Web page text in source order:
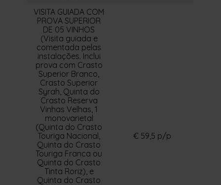
VISITA GUIADA COM
PROVA SUPERIOR
DE 05 VINHOS
(Visita guiada e
comentada pelas
instalações. Inclui
prova com Crasto
Superior Branco,
Crasto Superior
Syrah, Quinta do
Crasto Reserva
Vinhas Velhas, 1
monovarietal
(Quinta do Crasto
Touriga Nacional,
Quinta do Crasto
Touriga Franca ou
Quinta do Crasto
Tinta Roriz), e
Quinta do Crasto
€ 59,5 p/p